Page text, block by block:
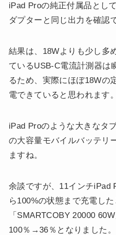
iPad Proの純正付属品とし
ダプターと同じ出力を確認
結果は、18Wよりも少し多
ているUSB-C電流計測器は
るため、実際にほぼ18Wの
電できていると思われます。
iPad Proのような大きなタ
の大容量モバイルバッテリ
ますね。
余談ですが、11インチiPad
ら100%の状態まで充電した
「SMARTCOBY 20000
100％→36％となりました。